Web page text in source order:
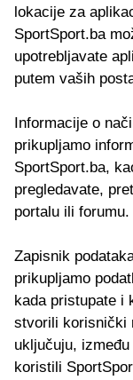
lokacije za
SportSport.ba
upotrebljavate
putem vaših
Informacije o
prikupljamo
SportSport.ba,
pregledavate,
portalu ili forumu.
Zapisnik
prikupljamo
kada pristupate i
stvorili korisnički
uključuju,
koristili